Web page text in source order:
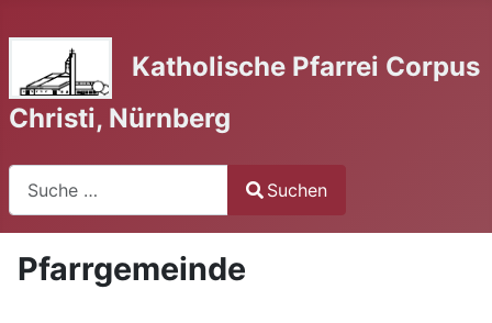
Katholische Pfarrei Corpus
Christi, Nürnberg
Suchen
Pfarrgemeinde